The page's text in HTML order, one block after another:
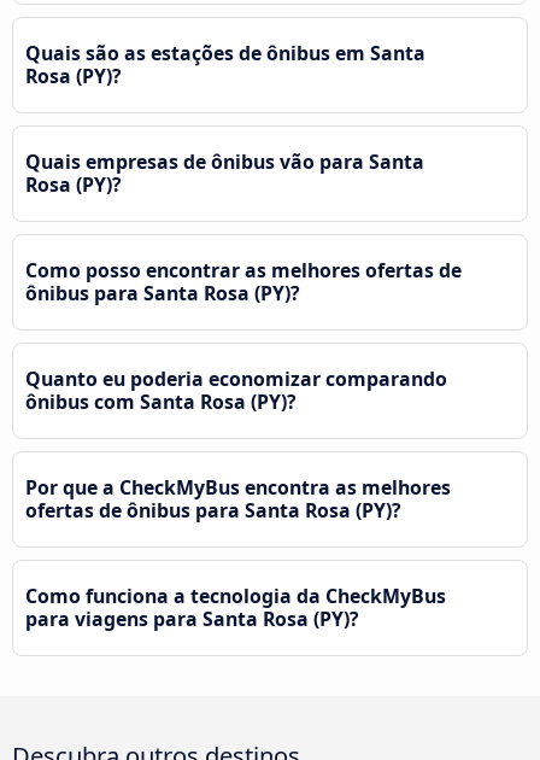
Quais são as estações de ônibus em Santa
Rosa (PY)?
Quais empresas de ônibus vão para Santa
Rosa (PY)?
Como posso encontrar as melhores ofertas de
ônibus para Santa Rosa (PY)?
Quanto eu poderia economizar comparando
ônibus com Santa Rosa (PY)?
Por que a CheckMyBus encontra as melhores
ofertas de ônibus para Santa Rosa (PY)?
Como funciona a tecnologia da CheckMyBus
para viagens para Santa Rosa (PY)?